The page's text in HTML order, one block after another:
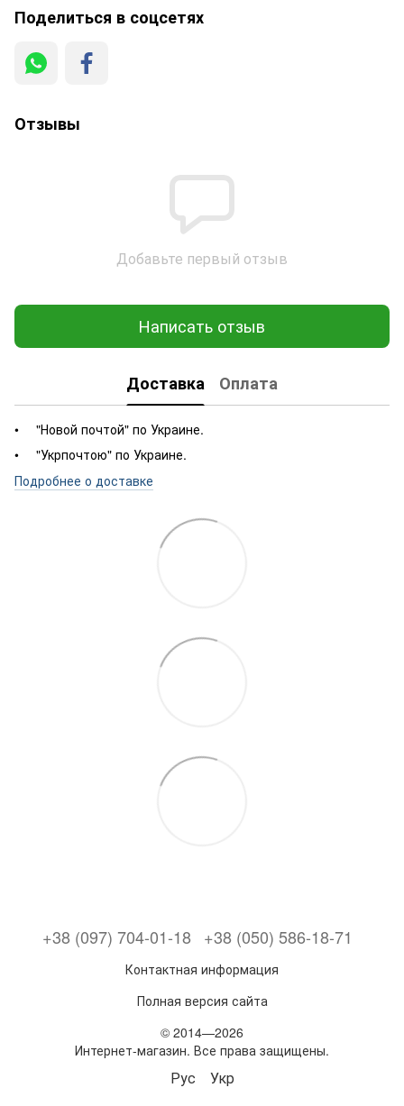
Поделиться в соцсетях
Отзывы
Добавьте первый отзыв
Написать отзыв
Доставка Оплата
"Новой почтой" по Украине.
"Укрпочтою" по Украине.
Подробнее о доставке
+38 (097) 704-01-18 +38 (050) 586-18-71
Контактная информация
Полная версия сайта
© 2014—2026
Интернет-магазин. Все права защищены.
Рус Укр